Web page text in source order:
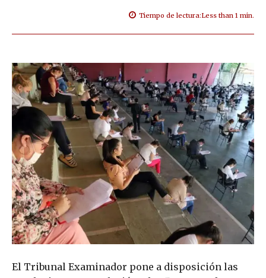
Tiempo de lectura:Less than 1 min.
El Tribunal Examinador pone a disposición las